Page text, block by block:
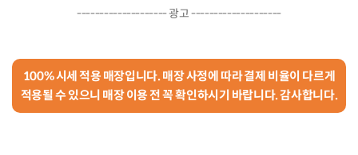
-------------------- 광고 --------------------
100% 시세 적용 매장입니다. 매장 사정에 따라 결제 비율이 다르게
적용될 수 있으니 매장 이용 전 꼭 확인하시기 바랍니다. 감사합니다.